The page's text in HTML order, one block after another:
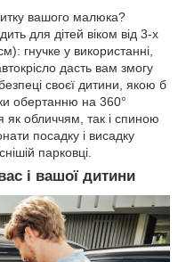
вашого малюка?
для дітей віком від 3-х
гнучке у використанні,
дасть вам змогу
своєї дитини, якою б
обертанню на 360°
як обличчям, так і спиною
посадку і висадку
парковці.
і вашої дитини